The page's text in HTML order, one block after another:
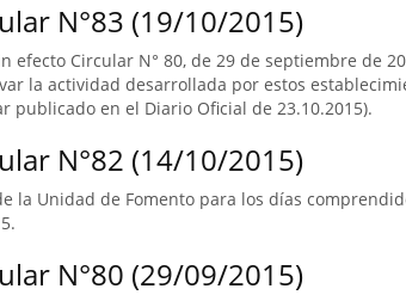
N°83 (19/10/2015)
efecto Circular N° 80, de 29 de septiembre de
la actividad desarrollada por estos
publicado en el Diario Oficial de 23.10.2015).
N°82 (14/10/2015)
la Unidad de Fomento para los días
N°80 (29/09/2015)